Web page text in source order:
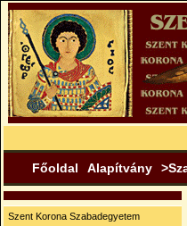
Főoldal Alapítvány
Szent Korona Szabadegyetem